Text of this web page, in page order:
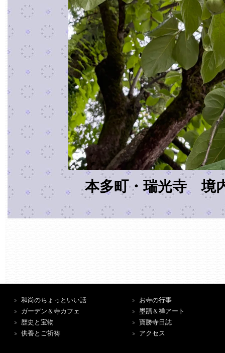
本多町・瑞光寺 境
和尚のちょっといい話
ガーデン＆寺カフェ
歴史と宝物
供養とご祈祷
お寺の行事
墨蹟＆禅アート
寶勝寺日誌
アクセス